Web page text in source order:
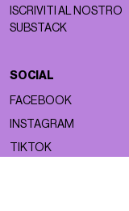
ISCRIVITI AL NOSTRO
SUBSTACK
SOCIAL
FACEBOOK
INSTAGRAM
TIKTOK